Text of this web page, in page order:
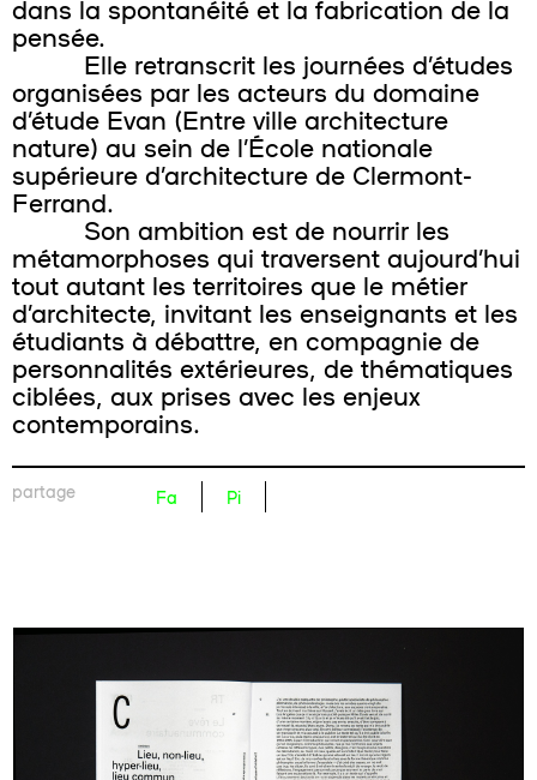
dans la spontanéité et la fabrication de la
pensée.
Elle retranscrit les journées d’études
organisées par les acteurs du domaine
d’étude Evan (Entre ville architecture
nature) au sein de l’École nationale
supérieure d’architecture de Clermont-
Ferrand.
Son ambition est de nourrir les
métamorphoses qui traversent aujourd’hui
tout autant les territoires que le métier
d’architecte, invitant les enseignants et les
étudiants à débattre, en compagnie de
personnalités extérieures, de thématiques
ciblées, aux prises avec les enjeux
contemporains.
partage Fa Pi